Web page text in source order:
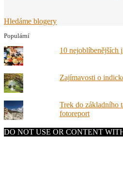
Hledáme blogery
Populární
10 nejoblíbenějších
Zajímavosti o
Trek do základního
fotoreport
DO NOT USE OR CONTENT